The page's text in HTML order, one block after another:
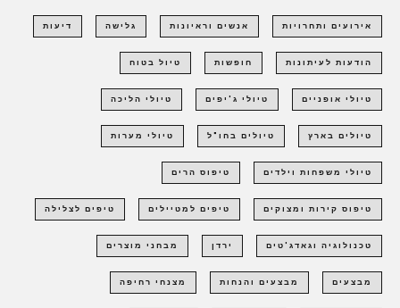
אירועים ותחרויות אנשים וראיונות גלישה דיעות
הודעות לעיתונות חופשות טיול בטוח
טיולי אופניים טיולי ג'יפים טיולי הליכה
טיולים בארץ טיולים בחו"ל טיולי מערות
טיולי משפחות וילדים טיפוס הרים
טיפוס קירות ומצוקים טיפים למטיילים טיפים לצלילה
טכנולוגיה וגאדג'טים ירדן מבחני מוצרים
מבצעים מבצעים והנחות מצנחי רחיפה